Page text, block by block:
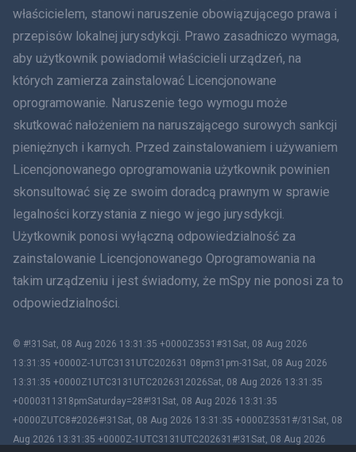
हिंदी
Holenderski
עברית
Rumunia
Tiếng Việt
繁體中文
Slovenčina
właścicielem, stanowi naruszenie obowiązującego prawa i
przepisów lokalnej jurysdykcji. Prawo zasadniczo wymaga,
aby użytkownik powiadomił właścicieli urządzeń, na
których zamierza zainstalować Licencjonowane
oprogramowanie. Naruszenie tego wymogu może
skutkować nałożeniem na naruszającego surowych sankcji
pieniężnych i karnych. Przed zainstalowaniem i używaniem
Licencjonowanego oprogramowania użytkownik powinien
skonsultować się ze swoim doradcą prawnym w sprawie
legalności korzystania z niego w jego jurysdykcji.
Użytkownik ponosi wyłączną odpowiedzialność za
zainstalowanie Licencjonowanego Oprogramowania na
takim urządzeniu i jest świadomy, że mSpy nie ponosi za to
odpowiedzialności.
© #!31Sat, 08 Aug 2026 13:31:35 +0000Z3531#31Sat, 08 Aug 2026
13:31:35 +0000Z-1UTC3131UTC202631 08pm31pm-31Sat, 08 Aug 2026
13:31:35 +0000Z1UTC3131UTC2026312026Sat, 08 Aug 2026 13:31:35
+0000311318pmSaturday=28#!31Sat, 08 Aug 2026 13:31:35
+0000ZUTC8#2026#!31Sat, 08 Aug 2026 13:31:35 +0000Z3531#/31Sat, 08
Aug 2026 13:31:35 +0000Z-1UTC3131UTC202631#!31Sat, 08 Aug 2026